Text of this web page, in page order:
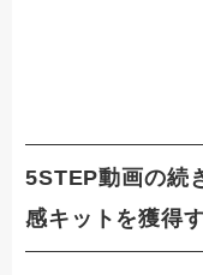
5STEP動画の続
感キットを獲得